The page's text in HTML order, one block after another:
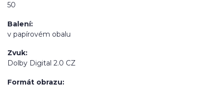
50
Balení
v papírovém obalu
Zvuk
Dolby Digital 2.0 CZ
Formát obrazu